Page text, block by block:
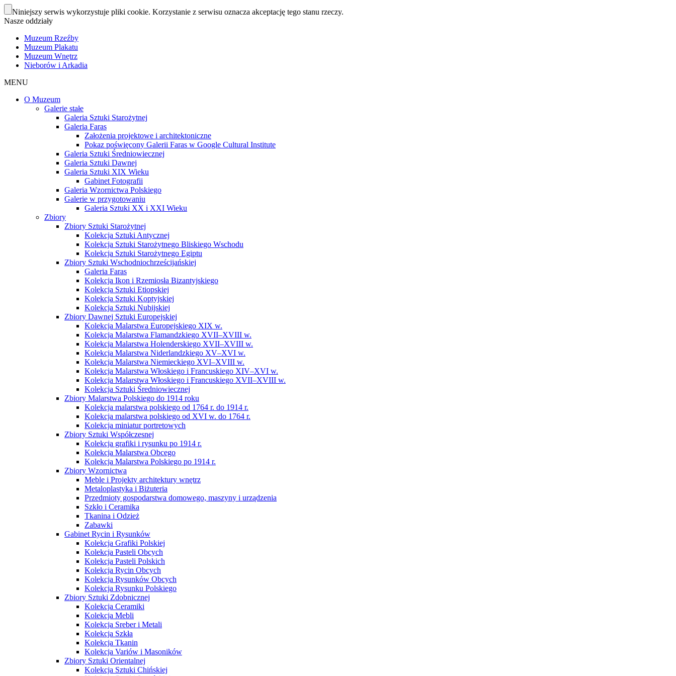
Niniejszy serwis wykorzystuje pliki cookie. Korzystanie z serwisu oznacza akceptację tego stanu rzeczy.
Nasze oddziały
Muzeum Rzeźby
Muzeum Plakatu
Muzeum Wnętrz
Nieborów i Arkadia
MENU
O Muzeum
Galerie stałe
Galeria Sztuki Starożytnej
Galeria Faras
Założenia projektowe i architektoniczne
Pokaz poświęcony Galerii Faras w Google Cultural Institute
Galeria Sztuki Średniowiecznej
Galeria Sztuki Dawnej
Galeria Sztuki XIX Wieku
Gabinet Fotografii
Galeria Wzornictwa Polskiego
Galerie w przygotowaniu
Galeria Sztuki XX i XXI Wieku
Zbiory
Zbiory Sztuki Starożytnej
Kolekcja Sztuki Antycznej
Kolekcja Sztuki Starożytnego Bliskiego Wschodu
Kolekcja Sztuki Starożytnego Egiptu
Zbiory Sztuki Wschodniochrześcijańskiej
Galeria Faras
Kolekcja Ikon i Rzemiosła Bizantyjskiego
Kolekcja Sztuki Etiopskiej
Kolekcja Sztuki Koptyjskiej
Kolekcja Sztuki Nubijskiej
Zbiory Dawnej Sztuki Europejskiej
Kolekcja Malarstwa Europejskiego XIX w.
Kolekcja Malarstwa Flamandzkiego XVII–XVIII w.
Kolekcja Malarstwa Holenderskiego XVII–XVIII w.
Kolekcja Malarstwa Niderlandzkiego XV–XVI w.
Kolekcja Malarstwa Niemieckiego XVI–XVIII w.
Kolekcja Malarstwa Włoskiego i Francuskiego XIV–XVI w.
Kolekcja Malarstwa Włoskiego i Francuskiego XVII–XVIII w.
Kolekcja Sztuki Średniowiecznej
Zbiory Malarstwa Polskiego do 1914 roku
Kolekcja malarstwa polskiego od 1764 r. do 1914 r.
Kolekcja malarstwa polskiego od XVI w. do 1764 r.
Kolekcja miniatur portretowych
Zbiory Sztuki Współczesnej
Kolekcja grafiki i rysunku po 1914 r.
Kolekcja Malarstwa Obcego
Kolekcja Malarstwa Polskiego po 1914 r.
Zbiory Wzornictwa
Meble i Projekty architektury wnętrz
Metaloplastyka i Biżuteria
Przedmioty gospodarstwa domowego, maszyny i urządzenia
Szkło i Ceramika
Tkanina i Odzież
Zabawki
Gabinet Rycin i Rysunków
Kolekcja Grafiki Polskiej
Kolekcja Pasteli Obcych
Kolekcja Pasteli Polskich
Kolekcja Rycin Obcych
Kolekcja Rysunków Obcych
Kolekcja Rysunku Polskiego
Zbiory Sztuki Zdobnicznej
Kolekcja Ceramiki
Kolekcja Mebli
Kolekcja Sreber i Metali
Kolekcja Szkła
Kolekcja Tkanin
Kolekcja Variów i Masoników
Zbiory Sztuki Orientalnej
Kolekcja Sztuki Chińskiej